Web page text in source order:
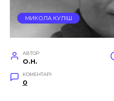
МИКОЛА КУЛІШ
АВТОР
O.H.
КОМЕНТАРІ
0